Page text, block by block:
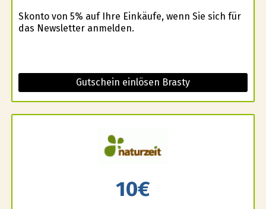
Skonto von 5% auf Ihre Einkäufe, wenn Sie sich für
das Newsletter anmelden.
Gutschein einlösen Brasty
10€